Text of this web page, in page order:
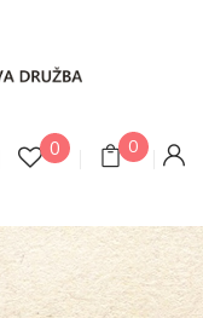
0 0